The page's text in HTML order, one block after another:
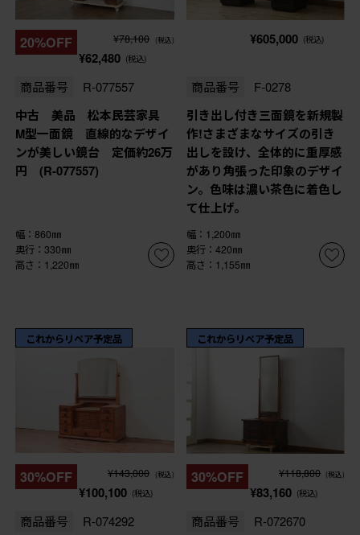
20%OFF ¥78,100 (税込)
¥62,480 (税込)
商品番号 R-077557
中古 美品 松本民芸家具
M型一面鏡 直線的なデザイ
ンが美しい鏡台 定価約26万
円 (R-077557)
幅：860㎜
奥行：330㎜
高さ：1,220㎜
¥605,000 (税込)
商品番号 F-0278
引き出し付き三面鏡を新規製
作!さまざまなサイズの引き
出しを設け、全体的に重厚感
があり角張った印象のデザイ
ン。色味は濃い茶色に着色し
て仕上げ。
幅：1,200㎜
奥行：420㎜
高さ：1,155㎜
これからリペア予定品
30%OFF ¥143,000 (税込)
¥100,100 (税込)
商品番号 R-074292
これからリペア予定品
30%OFF ¥118,800 (税込)
¥83,160 (税込)
商品番号 R-072670